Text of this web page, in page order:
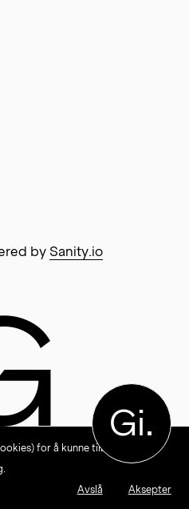
Gi.
for å kunne tilby en så
Avslå Aksepter
by Sanity.io